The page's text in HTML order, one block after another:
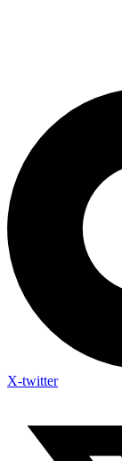
X-twitter